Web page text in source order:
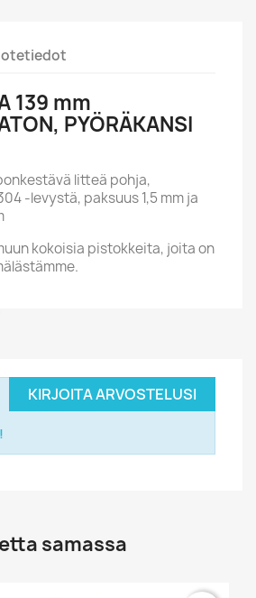
139 mm
PYÖRÄKANSI
litteä pohja,
-levystä, paksuus 1,5 mm ja
kokoisia pistokkeita, joita on
KIRJOITA ARVOSTELUSI
samassa